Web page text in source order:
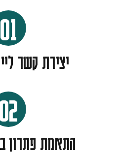
01
יצירת קשר
02
התאמת פתרון